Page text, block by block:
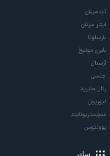
آث میلان
اینتر میلان
بارسلونا
بایرن مونیخ
آرسنال
چلسی
رئال مادرید
لیورپول
منچستریونایتد
یوونتوس